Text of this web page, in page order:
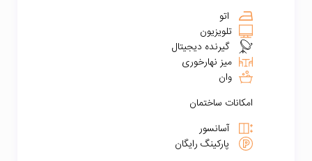
اتو
تلویزیون
گیرنده دیجیتال
میز نهارخوری
وان
امکانات ساختمان
آسانسور
پارکینگ رایگان